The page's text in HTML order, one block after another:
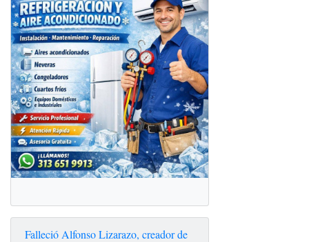
Falleció Alfonso Lizarazo, creador de